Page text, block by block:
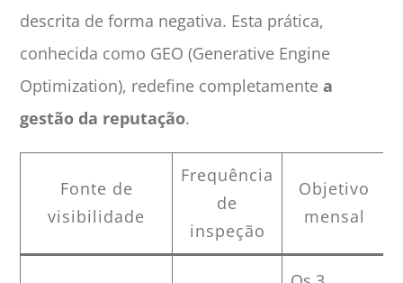
descrita de forma negativa. Esta prática,
conhecida como GEO (Generative Engine
Optimization), redefine completamentea
gestão da reputação.
Fonte de
visibilidade
Frequência
de
inspeção
Objetivo
mensal